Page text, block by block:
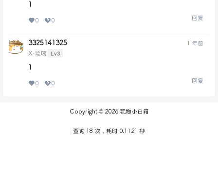
1
0 0 回复
3325141325
X·琉璃 Lv3
1 年前
1
0 0 回复
Copyright © 2026玩物小白箱
查询 18 次，耗时 0.1121 秒